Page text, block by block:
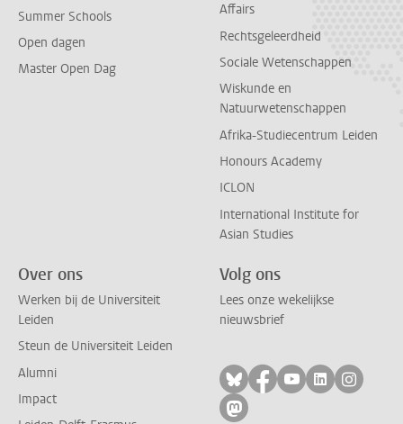
Summer Schools
Open dagen
Master Open Dag
Affairs
Rechtsgeleerdheid
Sociale Wetenschappen
Wiskunde en
Natuurwetenschappen
Afrika-Studiecentrum Leiden
Honours Academy
ICLON
International Institute for
Asian Studies
Over ons
Werken bij de Universiteit
Leiden
Steun de Universiteit Leiden
Alumni
Impact
Volg ons
Lees onze wekelijkse
nieuwsbrief
Volg ons op bluesky
Volg ons op
Volg ons op
Volg ons
Volg
Volg ons op mastodon